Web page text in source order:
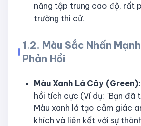
năng tập trung cao độ, rất
trường thi cử.
1.2. Màu Sắc Nhấn
Phản Hồi
Màu Xanh Lá Cây (Green):
hồi tích cực (Ví dụ: "Bạn đã
Màu xanh lá tạo cảm giác
khích và liên kết với sự